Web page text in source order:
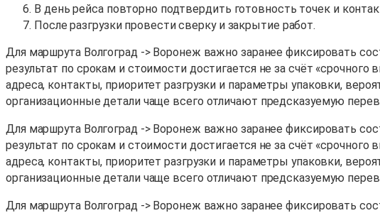
В день рейса повторно подтвердить готовность точек и
После разгрузки провести сверку и закрытие работ.
Для маршрута Волгоград -> Воронеж важно заранее фиксировать
результат по срокам и стоимости достигается не за счёт
адреса, контакты, приоритет разгрузки и параметры упаковки,
организационные детали чаще всего отличают предсказуемую
Для маршрута Волгоград -> Воронеж важно заранее фиксировать
результат по срокам и стоимости достигается не за счёт
адреса, контакты, приоритет разгрузки и параметры упаковки,
организационные детали чаще всего отличают предсказуемую
Для маршрута Волгоград -> Воронеж важно заранее фиксировать